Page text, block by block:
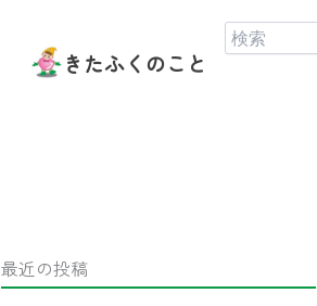
きたふくのこと
最近の投稿